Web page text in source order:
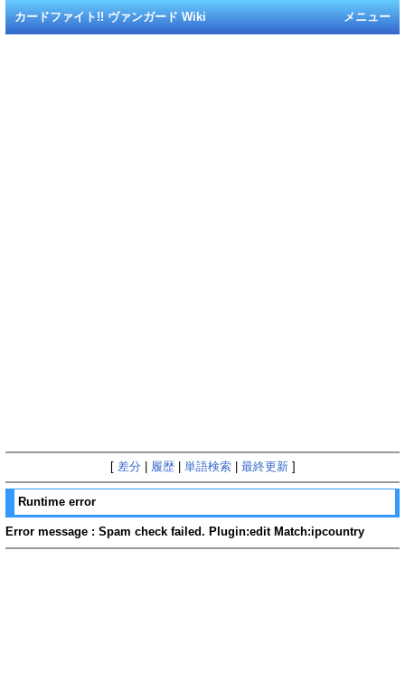
メニュー
カードファイト!! ヴァンガード Wiki
[ 差分 履歴| 単語検索| 最終更新]
Runtime error
Error message : Spam check failed. Plugin:edit Match:ipcountry